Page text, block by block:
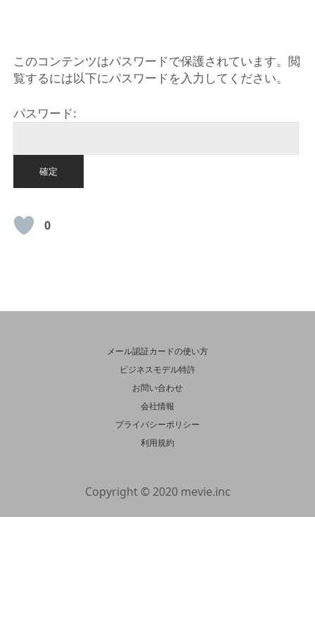
このコンテンツはパスワードで保護されています。閲
覧するには以下にパスワードを入力してください。
パスワード:
0
メール認証カードの使い方
ビジネスモデル特許
お問い合わせ
会社情報
プライバシーポリシー
利用規約
Copyright © 2020 mevie.inc